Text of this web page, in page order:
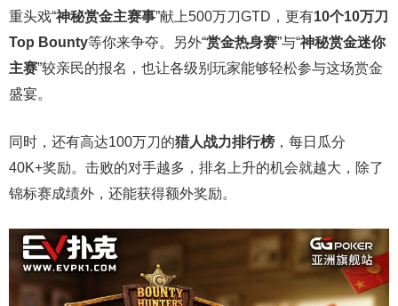
重头戏“神秘赏金主赛事”献上500万刀GTD，更有10个10万刀
Top Bounty等你来争夺。另外“赏金热身赛”与“神秘赏金迷你
主赛”较亲民的报名，也让各级别玩家能够轻松参与这场赏金
盛宴。
同时，还有高达100万刀的猎人战力排行榜 ，每日瓜分
40K+奖励。击败的对手越多，排名上升的机会就越大，除了
锦标赛成绩外，还能获得额外奖励。